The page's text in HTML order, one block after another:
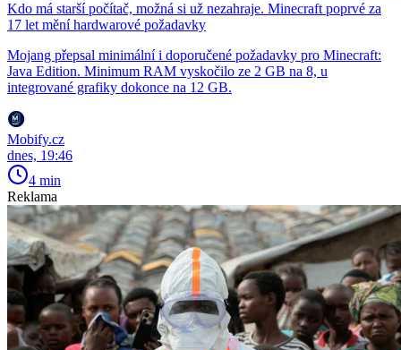
Kdo má starší počítač, možná si už nezahraje. Minecraft poprvé za
17 let mění hardwarové požadavky
Mojang přepsal minimální i doporučené požadavky pro Minecraft:
Java Edition. Minimum RAM vyskočilo ze 2 GB na 8, u
integrované grafiky dokonce na 12 GB.
Mobify.cz
dnes, 19:46
4 min
Reklama